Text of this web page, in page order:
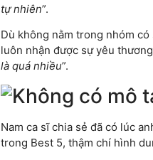
tự nhiên”.
Dù không nằm trong nhóm
luôn nhận được sự yêu
là quá nhiều”.
Nam ca sĩ chia sẻ đã có lúc
trong Best 5, thậm chí hình